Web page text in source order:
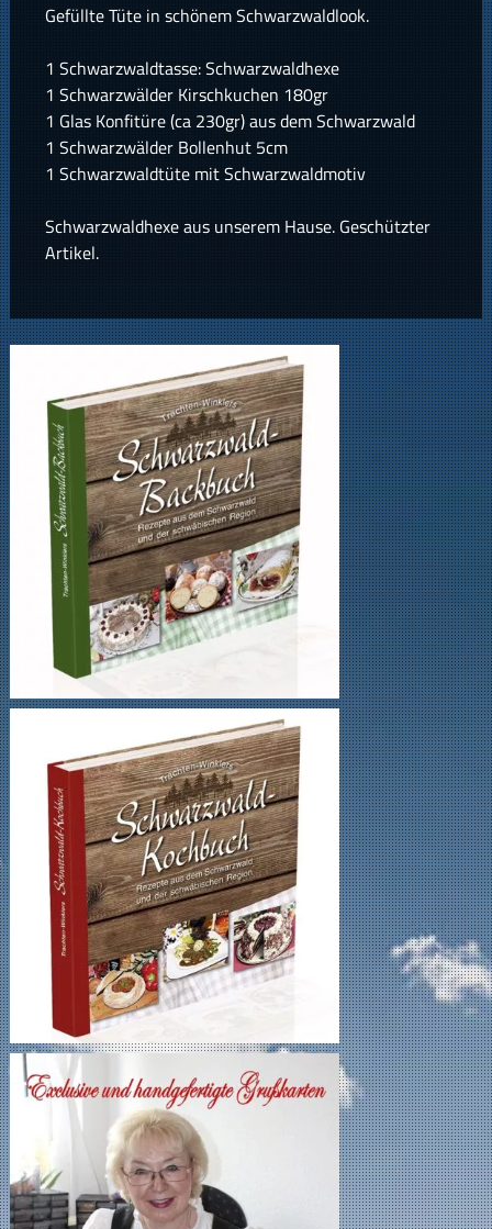
Gefüllte Tüte in schönem Schwarzwaldlook.
1 Schwarzwaldtasse: Schwarzwaldhexe
1 Schwarzwälder Kirschkuchen 180gr
1 Glas Konfitüre (ca 230gr) aus dem Schwarzwald
1 Schwarzwälder Bollenhut 5cm
1 Schwarzwaldtüte mit Schwarzwaldmotiv
Schwarzwaldhexe aus unserem Hause. Geschützter
Artikel.